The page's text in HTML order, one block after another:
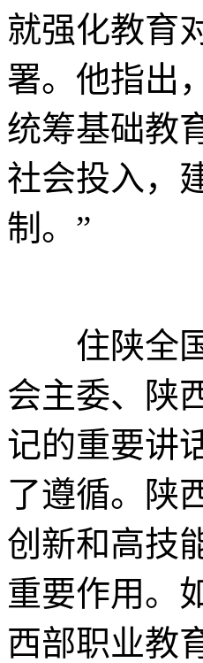
就强化教育
署。他指出
统筹基础教
社会投入，
制。”
住陕全国
会主委、陕
记的重要讲
了遵循。陕
创新和高技
重要作用。
西部职业教